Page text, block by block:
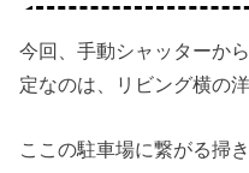
今回、手動シャッターか
定なのは、リビング横の洋
ここの駐車場に繋がる掃